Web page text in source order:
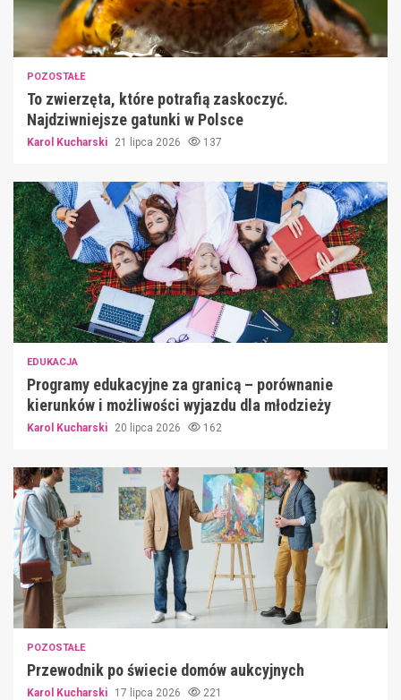
POZOSTAŁE
To zwierzęta, które potrafią zaskoczyć.
Najdziwniejsze gatunki w Polsce
Karol Kucharski 21 lipca 2026 137
EDUKACJA
Programy edukacyjne za granicą – porównanie
kierunków i możliwości wyjazdu dla młodzieży
Karol Kucharski 20 lipca 2026 162
POZOSTAŁE
Przewodnik po świecie domów aukcyjnych
Karol Kucharski 17 lipca 2026 221